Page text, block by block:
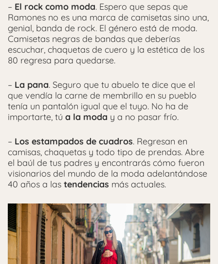
– El rock como moda. Espero que sepas que
Ramones no es una marca de camisetas sino una,
genial, banda de rock. El género está de moda.
Camisetas negras de bandas que deberías
escuchar, chaquetas de cuero y la estética de los
80 regresa para quedarse.
– La pana. Seguro que tu abuelo te dice que el
que vendía la carne de membrillo en su pueblo
tenía un pantalón igual que el tuyo. No ha de
importarte, tú a la moda y a no pasar frío.
– Los estampados de cuadros. Regresan en
camisas, chaquetas y todo tipo de prendas. Abre
el baúl de tus padres y encontrarás cómo fueron
visionarios del mundo de la moda adelantándose
40 años a las tendencias más actuales.